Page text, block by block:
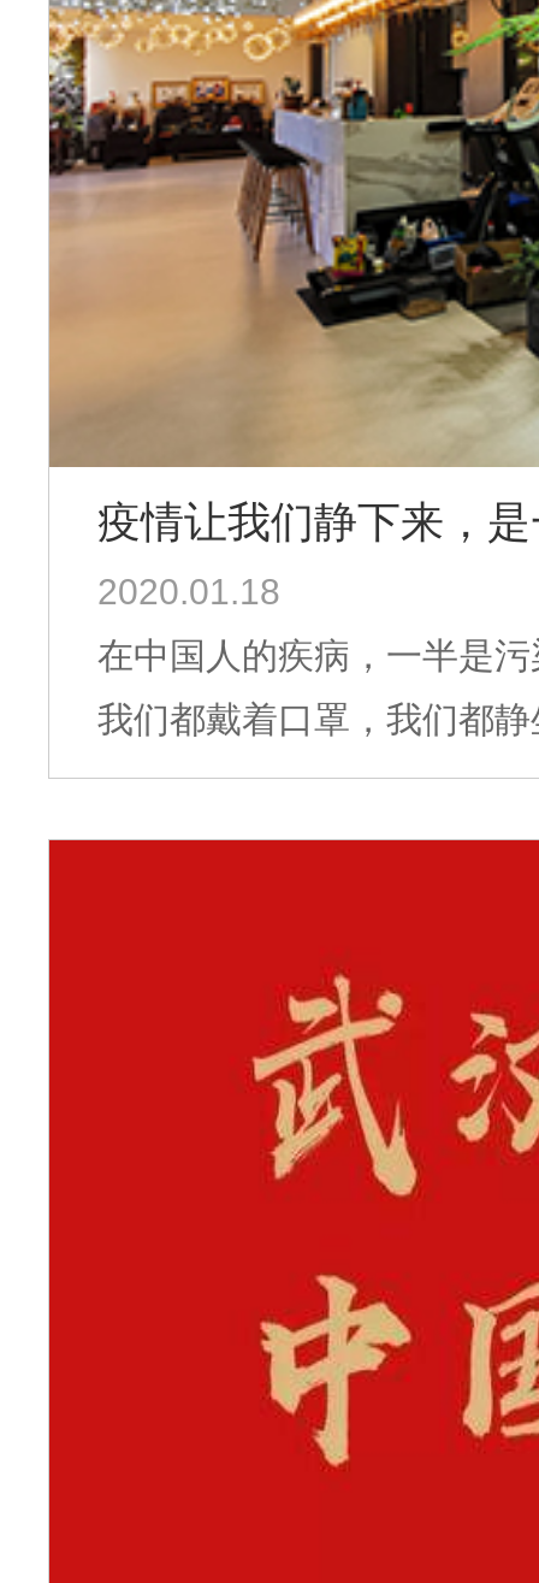
疫情让我们静下来，
2020.01.18
在中国人的疾病，一半是污染造
我们都戴着口罩，我们都
扭转大局的契机！ 每个人都请仔仔细细的看一看自己的人生，审视自
己的生活方式，审视自己